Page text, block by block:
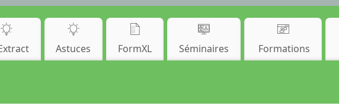
Astuces FormXL Séminaires Formations